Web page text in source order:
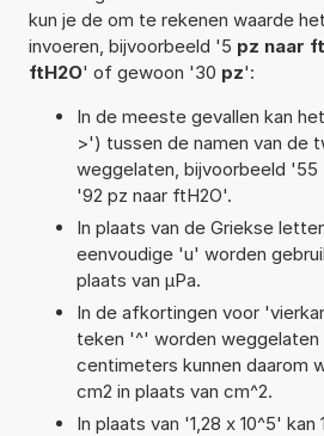
kun je de om te rekenen waarde
invoeren, bijvoorbeeld '5 pz naar
ftH2O' of gewoon '30 pz':
In de meeste gevallen kan
>') tussen de namen van de
weggelaten, bijvoorbeeld '55
'92 pz naar ftH2O'.
In plaats van de Griekse
eenvoudige 'u' worden
plaats van µPa.
In de afkortingen voor
teken '^' worden
centimeters kunnen daarom
cm2 in plaats van cm^2.
In plaats van '1,28 x 10^5' kan